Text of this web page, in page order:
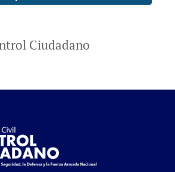
Ciudadano